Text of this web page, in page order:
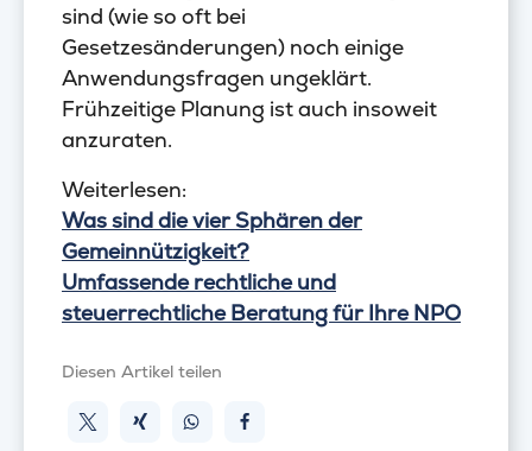
sind (wie so oft bei
Gesetzesänderungen) noch einige
Anwendungsfragen ungeklärt.
Frühzeitige Planung ist auch insoweit
anzuraten.
Weiterlesen:
Was sind die vier Sphären der
Gemeinnützigkeit?
Umfassende rechtliche und
steuerrechtliche Beratung für Ihre NPO
Diesen Artikel teilen